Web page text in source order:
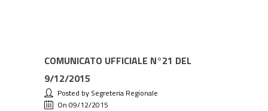
COMUNICATO UFFICIALE N°21 DEL
9/12/2015
Posted by Segreteria Regionale
On 09/12/2015